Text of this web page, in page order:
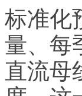
标准化
量、每
直流母